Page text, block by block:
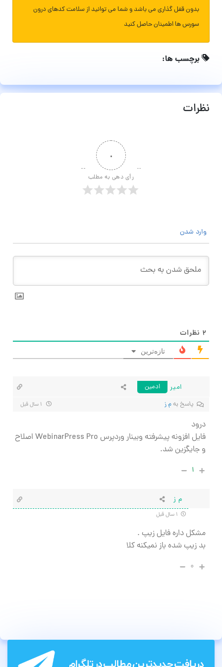
بدون قفل گذاری می باشد و شما می توانید از سلامت کدهای درون
سورس ها اطمینان حاصل کنید
برچسب ها:
نظرات
۰
رأی دهی به مطلب
وارد شدن
۲ نظرات
تازه‌ترین
امیر
ادمین
پاسخ بهم ز
درود
فایل افزونه پیشرفته وبینار وردپرس WebinarPress Pro اصلاح
و جایگزین شد.
۱
م ز
مشکل داره فایل زیپ .
بد زیپ شده باز نمیکنه کلا
۰